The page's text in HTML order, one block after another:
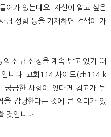
어가 있는데요. 자신이 알고 싶은
님 성함 등을 기재하면 검색이 가
신규 신청을 계속 받고 있기 때
입니다. 교회114 사이트(ch114.k
궁금한 사항이 있다면 참고가 될
을 감당한다는 것에 큰 의미가 있
것입니다.